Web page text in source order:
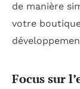
de manière
votre
Focus sur